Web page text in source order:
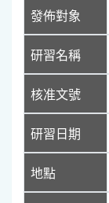
發佈對象
研習名稱
核准文號
研習日期
地點